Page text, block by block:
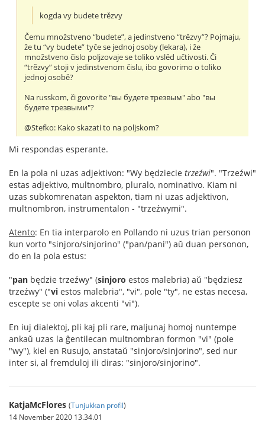
kogda vy budete trězvy
Čemu množstveno “budete”, a jedinstveno “trězvy”? Pojmaju,
že tu “vy budete” tyče se jednoj osoby (lekara), i že
množstveno čislo poljzovaje se toliko vslěd učtivosti. Či
“trězvy” stoji v jedinstvenom čislu, ibo govorimo o toliko
jednoj osobě?
Na russkom, či govorite "вы будете трезвым" abo "вы
будете трезвыми"?
@Stefko: Kako skazati to na poljskom?
Mi respondas esperante.
En la pola ni uzas adjektivon: "Wy będziecie trzeźwi". "Trzeźwi"
estas adjektivo, multnombro, pluralo, nominativo. Kiam ni
uzas subkomrenatan aspekton, tiam ni uzas adjektivon,
multnombron, instrumentalon - "trzeźwymi".
Atento: En tia interparolo en Pollando ni uzus trian personon
kun vorto "sinjoro/sinjorino" ("pan/pani") aŭ duan personon,
do en la pola estus:
"pan będzie trzeźwy" (sinjoro estos malebria) aŭ "będziesz
trzeźwy" ("vi estos malebria", "vi", pole "ty", ne estas necesa,
escepte se oni volas akcenti "vi").
En iuj dialektoj, pli kaj pli rare, maljunaj homoj nuntempe
ankaŭ uzas la ĝentilecan multnombran formon "vi" (pole
"wy"), kiel en Rusujo, anstataŭ "sinjoro/sinjorino", sed nur
inter si, al fremduloj ili diras: "sinjoro/sinjorino".
KatjaMcFlores (Tunjukkan profil)
14 November 2020 13.34.01